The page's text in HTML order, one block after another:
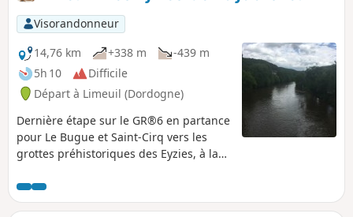
Visorandonneur
14,76 km
+338 m
-439 m
5h 10
Difficile
Départ à Limeuil (Dordogne)
Dernière étape sur le GR®6 en partance
pour Le Bugue et Saint-Cirq vers les
grottes préhistoriques des Eyzies, à la
vue et de forêts verdoyantes.